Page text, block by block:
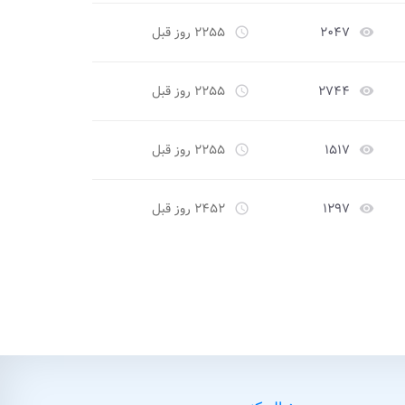
remove_red_eye ۲۰۴۷ access_time ۲۲۵۵ روز قبل
remove_red_eye ۲۷۴۴ access_time ۲۲۵۵ روز قبل
remove_red_eye ۱۵۱۷ access_time ۲۲۵۵ روز قبل
remove_red_eye ۱۲۹۷ access_time ۲۴۵۲ روز قبل